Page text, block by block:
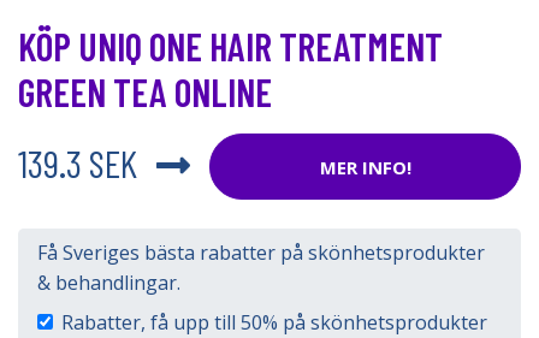
KÖP UNIQ ONE HAIR TREATMENT
GREEN TEA ONLINE
139.3 SEK
MER INFO!
Få Sveriges bästa rabatter på skönhetsprodukter
& behandlingar.
Rabatter, få upp till 50% på skönhetsprodukter